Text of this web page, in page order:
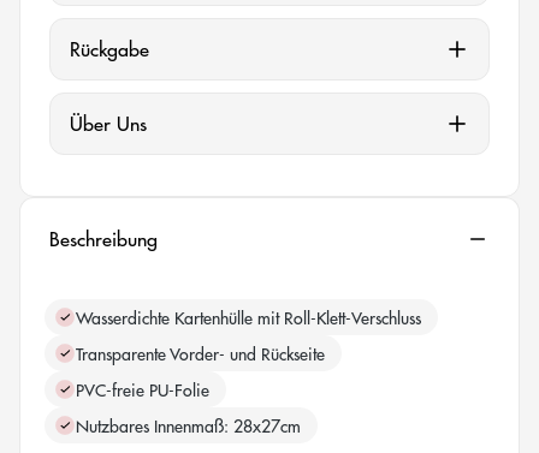
Rückgabe
Über Uns
Beschreibung
Wasserdichte Kartenhülle mit Roll-Klett-Verschluss
Transparente Vorder- und Rückseite
PVC-freie PU-Folie
Nutzbares Innenmaß: 28x27cm